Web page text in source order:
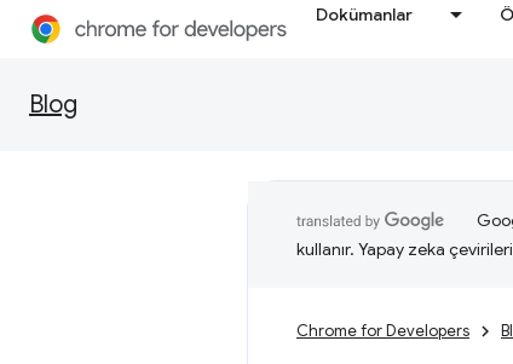
Dokümanlar
Blog
kullanır. Yapay zeka
Chrome for Developers